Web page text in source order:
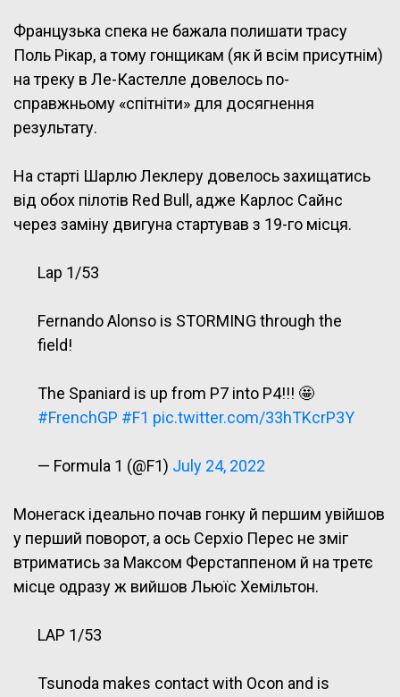
Французька спека не бажала полишати трасу
Поль Рікар, а тому гонщикам (як й всім присутнім)
на треку в Ле-Кастелле довелось по-
справжньому «спітніти» для досягнення
результату.
На старті Шарлю Леклеру довелось захищатись
від обох пілотів Red Bull, адже Карлос Сайнс
через заміну двигуна стартував з 19-го місця.
Lap 1/53
Fernando Alonso is STORMING through the
field!
The Spaniard is up from P7 into P4!!! 🤩
#FrenchGP #F1 pic.twitter.com/33hTKcrP3Y
— Formula 1 (@F1) July 24, 2022
Монегаск ідеально почав гонку й першим увійшов
у перший поворот, а ось Серхіо Перес не зміг
втриматись за Максом Ферстаппеном й на третє
місце одразу ж вийшов Льюїс Хемільтон.
LAP 1/53
Tsunoda makes contact with Ocon and is